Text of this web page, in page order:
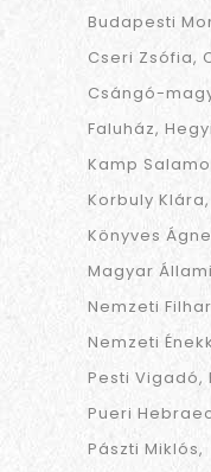
Budapesti
Cseri Zsófia
Csángó-
Faluház
Kamp
Korbuly Klára
Könyves
Magyar
Nemzeti
Nemzeti
Pesti Vigadó
Pueri
Pászti Miklós